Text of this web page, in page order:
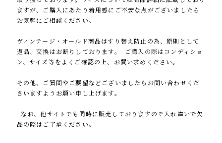
ますが、ご購入にあたり着用感にご不安な点がございましたら
お気軽にご相談ください。
ヴィンテージ・オールド商品はすり替え防止の為、原則として
返品、交換はお断りしております。 ご購入の際はコンディショ
ン、サイズ等をよくご確認の上、お買い求めください。
その他、ご質問やご要望などございましたらお問い合わせくだ
さいますようお願い申し上げます。
なお、他サイトでも同時に販売しておりますので入れ違いで欠
品の際はご了承ください。